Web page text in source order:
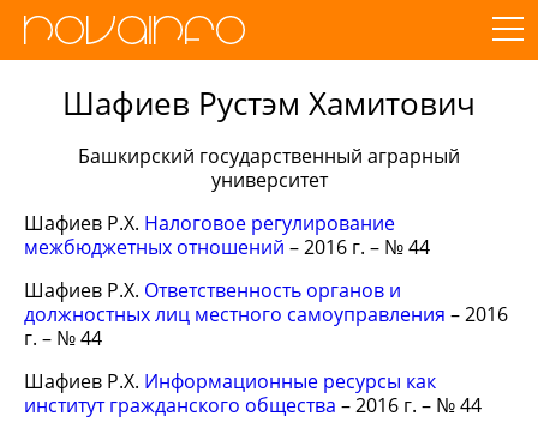
Шафиев Рустэм Хамитович
Башкирский государственный аграрный
университет
Шафиев Р.Х. Налоговое регулирование
межбюджетных отношений – 2016 г. – № 44
Шафиев Р.Х. Ответственность органов и
должностных лиц местного самоуправления – 2016
г. – № 44
Шафиев Р.Х. Информационные ресурсы как
институт гражданского общества – 2016 г. – № 44